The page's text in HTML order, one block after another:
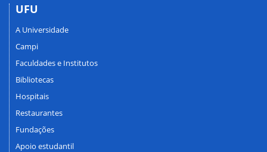
UFU
A Universidade
Campi
Faculdades e Institutos
Bibliotecas
Hospitais
Restaurantes
Fundações
Apoio estudantil